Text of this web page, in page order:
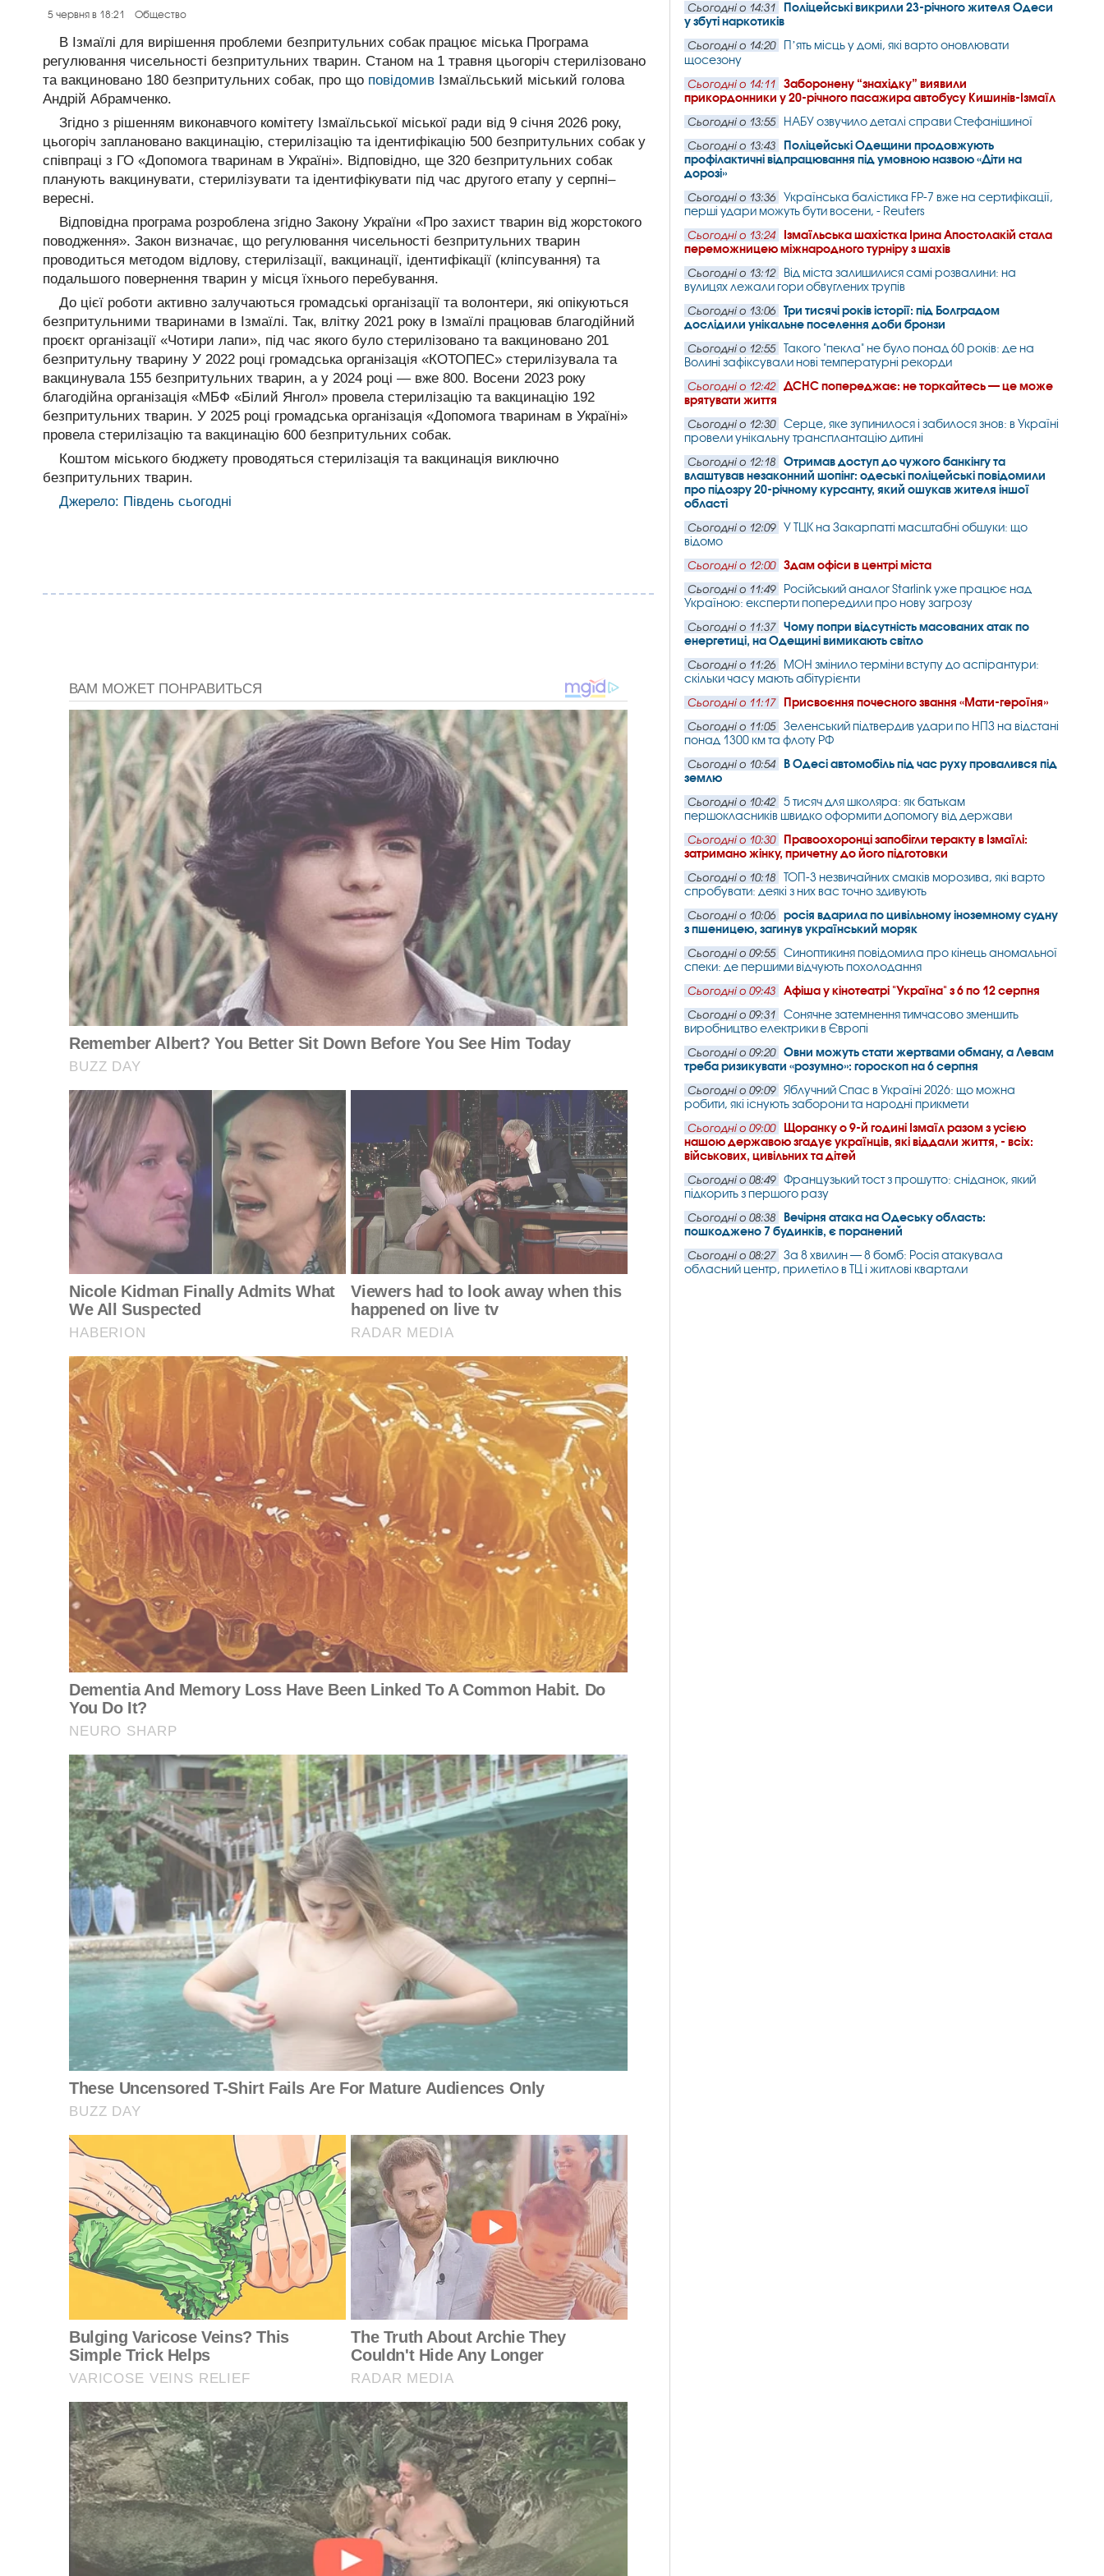
5 червня в 18:21 Общество
В Ізмаїлі для вирішення проблеми безпритульних собак працює міська Програма
регулювання чисельності безпритульних тварин. Станом на 1 травня цьогоріч стерилізовано
та вакциновано 180 безпритульних собак, про що повідомив Ізмаїльський міський голова
Андрій Абрамченко.
Згідно з рішенням виконавчого комітету Ізмаїльської міської ради від 9 січня 2026 року,
цьогоріч заплановано вакцинацію, стерилізацію та ідентифікацію 500 безпритульних собак у
співпраці з ГО «Допомога тваринам в Україні». Відповідно, ще 320 безпритульних собак
планують вакцинувати, стерилізувати та ідентифікувати під час другого етапу у серпні–
вересні.
Відповідна програма розроблена згідно Закону України «Про захист тварин від жорстокого
поводження». Закон визначає, що регулювання чисельності безпритульних тварин
проводиться методом відлову, стерилізації, вакцинації, ідентифікації (кліпсування) та
подальшого повернення тварин у місця їхнього перебування.
До цієї роботи активно залучаються громадські організації та волонтери, які опікуються
безпритульними тваринами в Ізмаїлі. Так, влітку 2021 року в Ізмаїлі працював благодійний
проєкт організації «Чотири лапи», під час якого було стерилізовано та вакциновано 201
безпритульну тварину У 2022 році громадська організація «КОТОПЕС» стерилізувала та
вакцинувала 155 безпритульних тварин, а у 2024 році — вже 800. Восени 2023 року
благодійна організація «МБФ «Білий Янгол» провела стерилізацію та вакцинацію 192
безпритульних тварин. У 2025 році громадська організація «Допомога тваринам в Україні»
провела стерилізацію та вакцинацію 600 безпритульних собак.
Коштом міського бюджету проводяться стерилізація та вакцинація виключно
безпритульних тварин.
Джерело: Південь сьогодні
Сьогодні о 14:31
Поліцейські викрили 23-річного жителя Одеси
у збуті наркотиків
Сьогодні о 14:20
Пʼять місць у домі, які варто оновлювати
щосезону
Сьогодні о 14:11
Заборонену “знахідку” виявили
прикордонники у 20-річного пасажира автобусу Кишинів-Ізмаїл
Сьогодні о 13:55 НАБУ озвучило деталі справи Стефанішиної
Сьогодні о 13:43
Поліцейські Одещини продовжують
профілактичні відпрацювання під умовною назвою «Діти на
дорозі»
Сьогодні о 13:36
Українська балістика FP-7 вже на сертифікації,
перші удари можуть бути восени, - Reuters
Сьогодні о 13:24
Ізмаїльська шахістка Ірина Апостолакій стала
переможницею міжнародного турніру з шахів
Сьогодні о 13:12
Від міста залишилися самі розвалини: на
вулицях лежали гори обвуглених трупів
Сьогодні о 13:06
Три тисячі років історії: під Болградом
дослідили унікальне поселення доби бронзи
Сьогодні о 12:55
Такого "пекла" не було понад 60 років: де на
Волині зафіксували нові температурні рекорди
Сьогодні о 12:42
ДСНС попереджає: не торкайтесь — це може
врятувати життя
Сьогодні о 12:30
Серце, яке зупинилося і забилося знов: в Україні
провели унікальну трансплантацію дитині
Сьогодні о 12:18
Отримав доступ до чужого банкінгу та
влаштував незаконний шопінг: одеські поліцейські повідомили
про підозру 20-річному курсанту, який ошукав жителя іншої
області
Сьогодні о 12:09
У ТЦК на Закарпатті масштабні обшуки: що
відомо
Сьогодні о 12:00 Здам офіси в центрі міста
Сьогодні о 11:49
Російський аналог Starlink уже працює над
Україною: експерти попередили про нову загрозу
Сьогодні о 11:37
Чому попри відсутність масованих атак по
енергетиці, на Одещині вимикають світло
Сьогодні о 11:26
МОН змінило терміни вступу до аспірантури:
скільки часу мають абітурієнти
Сьогодні о 11:17 Присвоєння почесного звання «Мати-героїня»
Сьогодні о 11:05
Зеленський підтвердив удари по НПЗ на відстані
понад 1300 км та флоту РФ
Сьогодні о 10:54
В Одесі автомобіль під час руху провалився під
землю
Сьогодні о 10:42
5 тисяч для школяра: як батькам
першокласників швидко оформити допомогу від держави
Сьогодні о 10:30
Правоохоронці запобігли теракту в Ізмаїлі:
затримано жінку, причетну до його підготовки
Сьогодні о 10:18
ТОП-3 незвичайних смаків морозива, які варто
спробувати: деякі з них вас точно здивують
Сьогодні о 10:06
росія вдарила по цивільному іноземному судну
з пшеницею, загинув український моряк
Сьогодні о 09:55
Синоптикиня повідомила про кінець аномальної
спеки: де першими відчують похолодання
Сьогодні о 09:43 Афіша у кінотеатрі "Україна" з 6 по 12 серпня
Сьогодні о 09:31
Сонячне затемнення тимчасово зменшить
виробництво електрики в Європі
Сьогодні о 09:20
Овни можуть стати жертвами обману, а Левам
треба ризикувати «розумно»: гороскоп на 6 серпня
Сьогодні о 09:09
Яблучний Спас в Україні 2026: що можна
робити, які існують заборони та народні прикмети
Сьогодні о 09:00
Щоранку о 9-й годині Ізмаїл разом з усією
нашою державою згадує українців, які віддали життя, - всіх:
військових, цивільних та дітей
Сьогодні о 08:49
Французький тост з прошутто: сніданок, який
підкорить з першого разу
Сьогодні о 08:38
Вечірня атака на Одеську область:
пошкоджено 7 будинків, є поранений
Сьогодні о 08:27
За 8 хвилин — 8 бомб: Росія атакувала
обласний центр, прилетіло в ТЦ і житлові квартали